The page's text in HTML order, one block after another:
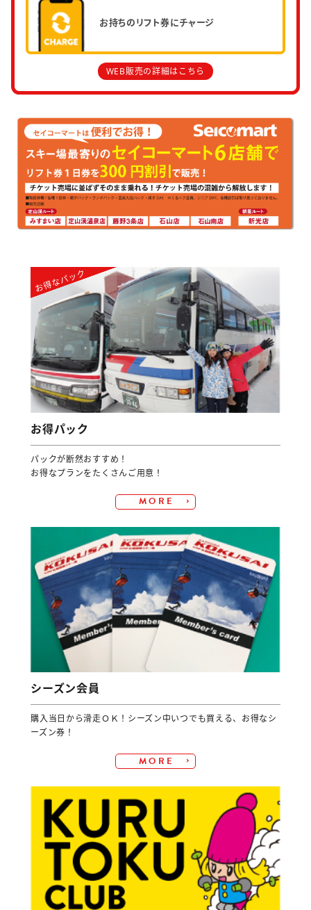
お持ちのリフト券にチャージ
WEB販売の詳細はこちら
お得なパック
お得パック
パックが断然おすすめ！
お得なプランをたくさんご用意！
MORE
シーズン会員
購入当日から滑走ＯＫ！シーズン中いつでも買える、お得なシ
ーズン券！
MORE